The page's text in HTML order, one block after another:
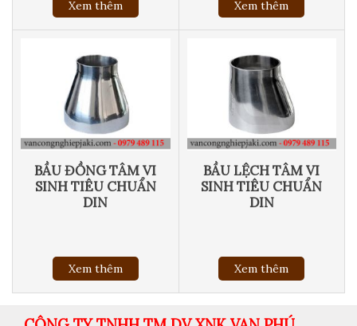
Xem thêm Xem thêm
BẦU ĐỒNG TÂM VI
SINH TIÊU CHUẨN
DIN
Xem thêm
BẦU LỆCH TÂM VI
SINH TIÊU CHUẨN
DIN
Xem thêm